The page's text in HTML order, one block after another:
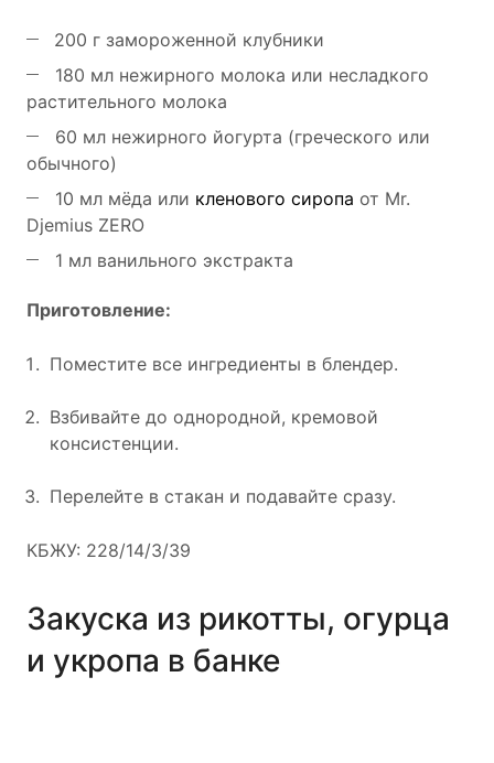
200 г замороженной клубники
180 мл нежирного молока или несладкого
растительного молока
60 мл нежирного йогурта (греческого или
обычного)
10 мл мёда или кленового сиропа от Mr.
Djemius ZERO
1 мл ванильного экстракта
Приготовление:
Поместите все ингредиенты в блендер.
Взбивайте до однородной, кремовой
консистенции.
Перелейте в стакан и подавайте сразу.
КБЖУ: 228/14/3/39
Закуска из рикотты, огурца
и укропа в банке